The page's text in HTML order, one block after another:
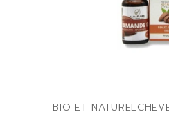
BIO ET NATUREL